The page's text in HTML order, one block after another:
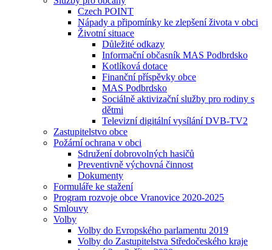
Czech POINT
Nápady a připomínky ke zlepšení života v obci
Životní situace
Důležité odkazy
Informační občasník MAS Podbrdsko
Kotlíková dotace
Finanční příspěvky obce
MAS Podbrdsko
Sociálně aktivizační služby pro rodiny s
dětmi
Televizní digitální vysílání DVB-TV2
Zastupitelstvo obce
Požární ochrana v obci
Sdružení dobrovolných hasičů
Preventivně výchovná činnost
Dokumenty
Formuláře ke stažení
Program rozvoje obce Vranovice 2020-2025
Smlouvy
Volby
Volby do Evropského parlamentu 2019
Volby do Zastupitelstva Středočeského kraje